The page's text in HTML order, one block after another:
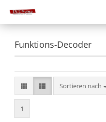
Funktions-Decoder
Sortieren nach
Sortieren nach
1